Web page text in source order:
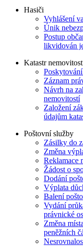
Hasiči
Vyhlášení
Únik
Postup
likvidován
Katastr
Záznam
Návrh na
nemovitostí
Založení
údajům
Poštovní služby
Zásilky do
Změna
Reklamace
Žádost o
Dodání
Výplata
Balení
Vydání
právnické
Změna
peněžních